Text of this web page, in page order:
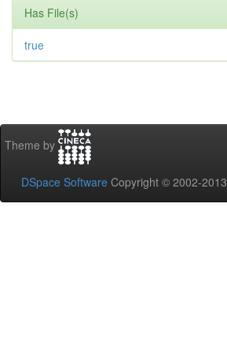
Has File(s)
true
Theme by
DSpace Software Copyright © 2002-2013